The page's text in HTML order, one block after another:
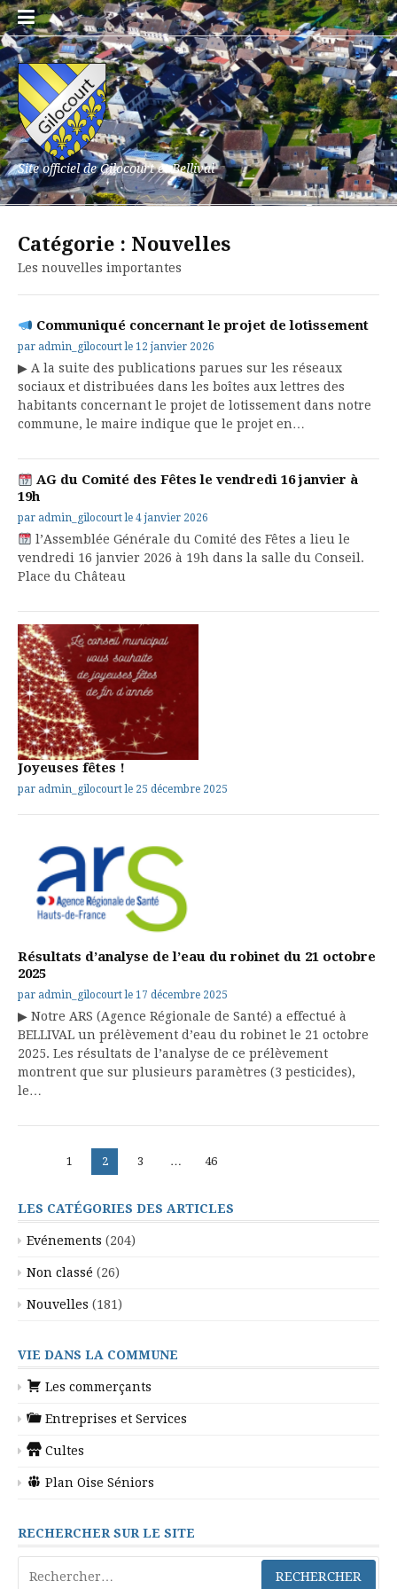
Aller
au
contenu
Site officiel de Gilocourt et Bellival
Catégorie : Nouvelles
Les nouvelles importantes
Communiqué concernant le projet de lotissement
par admin_gilocourt le 12 janvier 2026
▶ A la suite des publications parues sur les réseaux
sociaux et distribuées dans les boîtes aux lettres des
habitants concernant le projet de lotissement dans notre
commune, le maire indique que le projet en…
AG du Comité des Fêtes le vendredi 16 janvier à
19h
par admin_gilocourt le 4 janvier 2026
l’Assemblée Générale du Comité des Fêtes a lieu le
vendredi 16 janvier 2026 à 19h dans la salle du Conseil.
Place du Château
Joyeuses fêtes !
par admin_gilocourt le 25 décembre 2025
Résultats d’analyse de l’eau du robinet du 21 octobre
2025
par admin_gilocourt le 17 décembre 2025
▶ Notre ARS (Agence Régionale de Santé) a effectué à
BELLIVAL un prélèvement d’eau du robinet le 21 octobre
2025. Les résultats de l’analyse de ce prélèvement
montrent que sur plusieurs paramètres (3 pesticides),
le…
Pagination
publications
Page
1 Page
2 Page
3 … Page
46
LES CATÉGORIES DES ARTICLES
Evénements (204)
Non classé (26)
Nouvelles (181)
VIE DANS LA COMMUNE
Les commerçants
Entreprises et Services
Cultes
Plan Oise Séniors
RECHERCHER SUR LE SITE